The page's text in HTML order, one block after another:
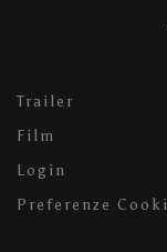
Trailer
Film
Login
Preferenze